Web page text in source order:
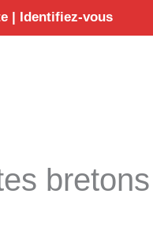
| Identifiez-vous
bretons